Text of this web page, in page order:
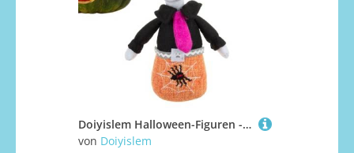
Doiyislem Halloween-Figuren - Halloween-Dekoration | Gruselige Deko-Figuren Für Tischdekoration Innenbereich Zuhause Erwachsene Kinder Partys Festtage
von Doiyislem